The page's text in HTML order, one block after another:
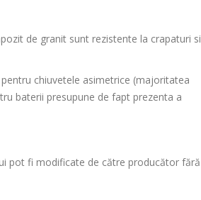
de granit sunt rezistente la crapaturi si
chiuvetele asimetrice (majoritatea
baterii presupune de fapt prezenta a
pot fi modificate de către producător fără